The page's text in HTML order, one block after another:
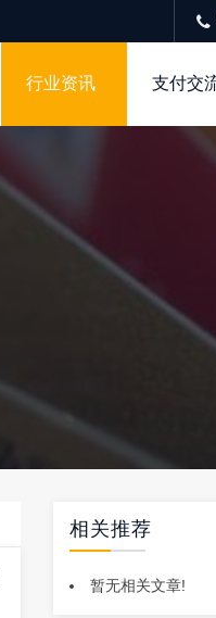
行业资讯 支付交
相关推荐
暂无相关文章!